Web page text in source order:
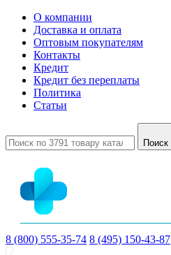
О компании
Доставка и оплата
Оптовым покупателям
Контакты
Кредит
Кредит без переплаты
Политика
Статьи
Поиск
8 (800) 555-35-74 8 (495) 150-43-87